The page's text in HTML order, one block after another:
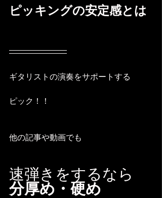
ピッキングの安定感とは
ギタリストの演奏をサポートする
ピック！！
他の記事や動画でも
速弾きをするなら
分厚め・硬め